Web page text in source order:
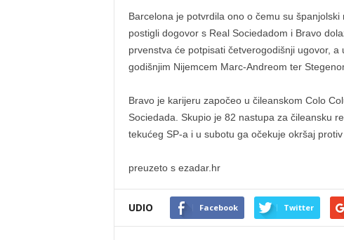
Barcelona je potvrdila ono o čemu su
postigli dogovor s Real Sociedadom i Bravo
prvenstva će potpisati četverogodišnji ugovor, a
godišnjim Nijemcem Marc-Andreom ter
Bravo je karijeru započeo u čileanskom Colo
Sociedada. Skupio je 82 nastupa za čileansku
tekućeg SP-a i u subotu ga očekuje okršaj protiv
preuzeto s ezadar.hr
UDIO Facebook Twitter